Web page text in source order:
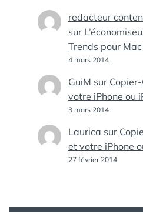
redacteur
sur
Trends pour Mac
4 mars 2014
GuiM sur
votre iPhone ou
3 mars 2014
Laurica sur
et votre iPhone
27 février 2014